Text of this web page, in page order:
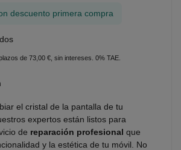
descuento primera compra
de 73,00 €, sin intereses. 0% TAE.
el cristal de la pantalla de tu
expertos están listos para
de reparación profesional que
y la estética de tu móvil. No